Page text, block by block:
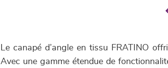
Le canapé d’angle en tissu FRATINO
Avec une gamme étendue de